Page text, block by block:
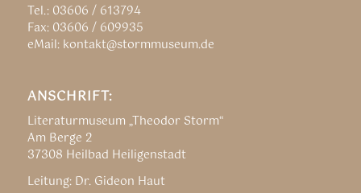
Tel.: 03606 / 613794
Fax: 03606 / 609935
eMail: kontakt@stormmuseum.de
ANSCHRIFT:
Literaturmuseum „Theodor Storm“
Am Berge 2
37308 Heilbad Heiligenstadt
Leitung: Dr. Gideon Haut